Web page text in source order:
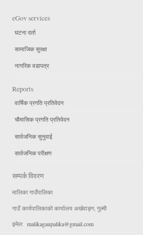
eGov services
घटना दर्ता
सामाजिक सुरक्षा
नागरिक वडापत्र
Reports
वार्षिक प्रगति प्रतिवेदन
चौमासिक प्रगति प्रतिवेदन
सार्वजनिक सुनुवाई
सार्वजनिक परीक्षण
सम्पर्क विवरण
मालिका गाउँपालिका
गाउँ कार्यपालिकाको कार्यालय अर्खवाङ्ग, गुल्मी
इमेल: malikagaupalika@gmail.com